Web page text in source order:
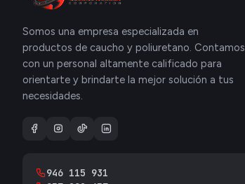
Somos una empresa especializada en
productos de caucho y poliuretano. Contamos
con un personal altamente calificado para
orientarte y brindarte la mejor solución a tus
necesidades.
946 115 931